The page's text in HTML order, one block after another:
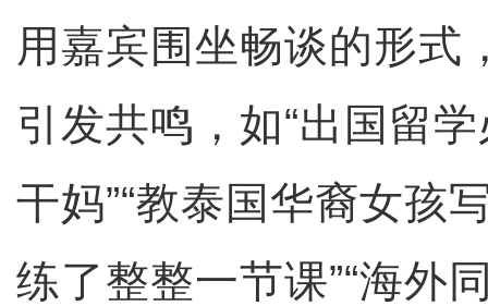
用嘉宾围坐畅谈的形式
引发共鸣，如“出国留
干妈”“教泰国华裔女孩
练了整整一节课”“海外